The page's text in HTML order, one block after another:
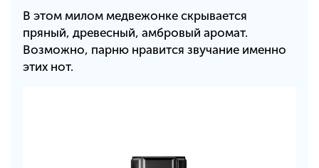
В этом милом медвежонке скрывается
пряный, древесный, амбровый аромат.
Возможно, парню нравится звучание именно
этих нот.